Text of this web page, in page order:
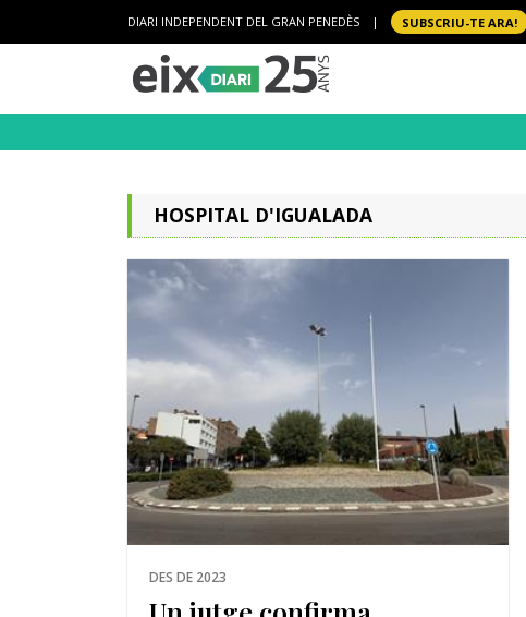
DIARI INDEPENDENT DEL GRAN PENEDÈS | SUBSCRIU-TE ARA!
HOSPITAL D'IGUALADA
DES DE 2023